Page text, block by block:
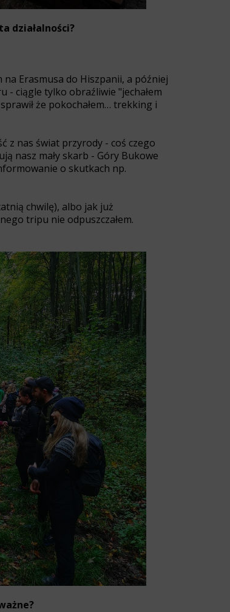
działalności?
Erasmusa do Hiszpanii, a później
- ciągle tylko obraźliwie "jechałem
że pokochałem… trekking i
z nas świat przyrody - coś czego
nasz mały skarb - Góry Bukowe
o skutkach np.
chwilę), albo jak już
tripu nie odpuszczałem.